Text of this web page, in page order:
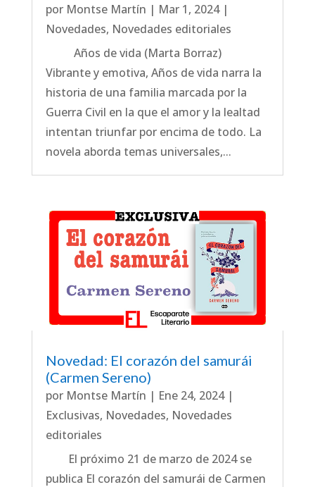
por Montse Martín | Mar 1, 2024|
Novedades, Novedades editoriales
Años de vida (Marta Borraz)
Vibrante y emotiva, Años de vida narra la
historia de una familia marcada por la
Guerra Civil en la que el amor y la lealtad
intentan triunfar por encima de todo. La
novela aborda temas universales,...
Novedad: El corazón del samurái
(Carmen Sereno)
por Montse Martín | Ene 24, 2024|
Exclusivas, Novedades, Novedades
editoriales
El próximo 21 de marzo de 2024 se
publica El corazón del samurái de Carmen